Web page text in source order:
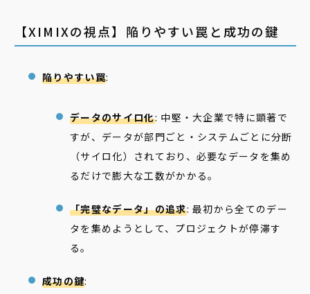
【XIMIXの視点】陥りやすい罠と成功の鍵
陥りやすい罠:
データのサイロ化: 中堅・大企業で特に顕著で
すが、データが部門ごと・システムごとに分断
（サイロ化）されており、必要なデータを集め
るだけで膨大な工数がかかる。
「完璧なデータ」の追求: 最初から全てのデー
タを集めようとして、プロジェクトが停滞す
る。
成功の鍵: